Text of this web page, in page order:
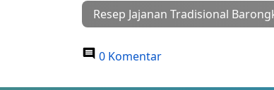
Resep Jajanan Tradisional
0 Komentar